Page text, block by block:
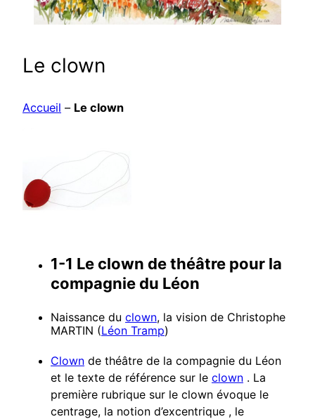
Le clown
Accueil – Le clown
1-1 Le clown de théâtre pour la
compagnie du Léon
Naissance du clown, la vision de Christophe
MARTIN (Léon Tramp)
Clown de théâtre de la compagnie du Léon
et le texte de référence sur le clown . La
première rubrique sur le clown évoque le
centrage, la notion d’excentrique , le